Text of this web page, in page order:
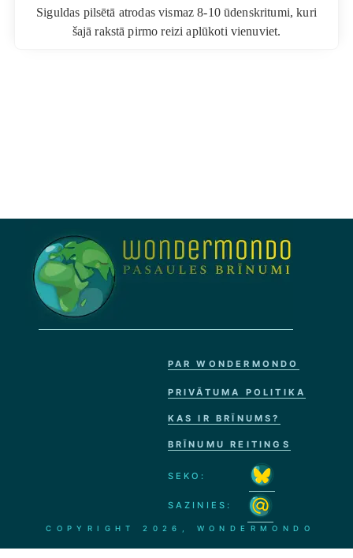
Siguldas pilsētā atrodas vismaz 8-10 ūdenskritumi, kuri
šajā rakstā pirmo reizi aplūkoti vienuviet.
PAR WONDERMONDO
PRIVĀTUMA POLITIKA
KAS IR BRĪNUMS?
BRĪNUMU REITINGS
SEKO:
SAZINIES:
COPYRIGHT2026, WONDERMONDO